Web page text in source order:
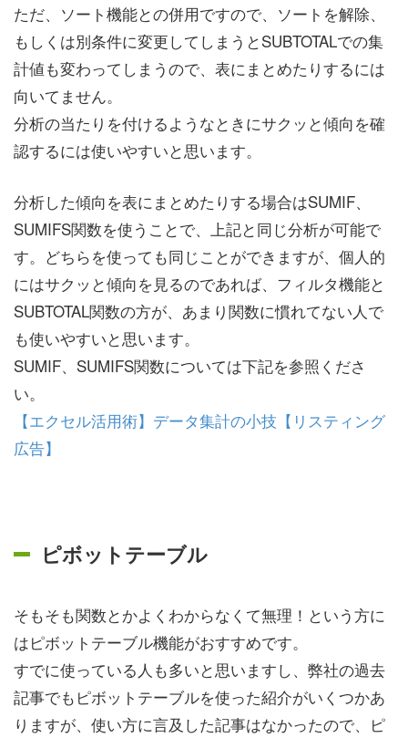
ただ、ソート機能との併用ですので、ソートを解除、
もしくは別条件に変更してしまうとSUBTOTALでの集
計値も変わってしまうので、表にまとめたりするには
向いてません。
分析の当たりを付けるようなときにサクッと傾向を確
認するには使いやすいと思います。
分析した傾向を表にまとめたりする場合はSUMIF、
SUMIFS関数を使うことで、上記と同じ分析が可能で
す。どちらを使っても同じことができますが、個人的
にはサクッと傾向を見るのであれば、フィルタ機能と
SUBTOTAL関数の方が、あまり関数に慣れてない人で
も使いやすいと思います。
SUMIF、SUMIFS関数については下記を参照くださ
い。
【エクセル活用術】データ集計の小技【リスティング
広告】
ピボットテーブル
そもそも関数とかよくわからなくて無理！という方に
はピボットテーブル機能がおすすめです。
すでに使っている人も多いと思いますし、弊社の過去
記事でもピボットテーブルを使った紹介がいくつかあ
りますが、使い方に言及した記事はなかったので、ピ